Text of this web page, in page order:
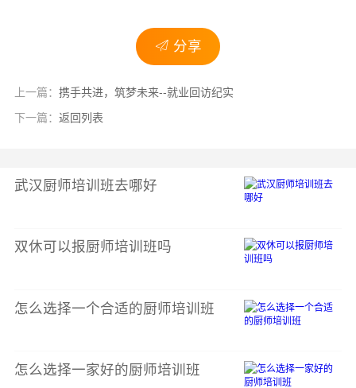
分享
上一篇： 携手共进，筑梦未来--就业回访纪实
下一篇： 返回列表
武汉厨师培训班去哪好
双休可以报厨师培训班吗
怎么选择一个合适的厨师培训班
怎么选择一家好的厨师培训班